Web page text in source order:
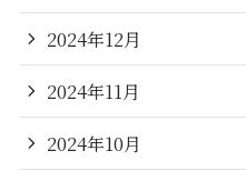
2024年12月
2024年11月
2024年10月